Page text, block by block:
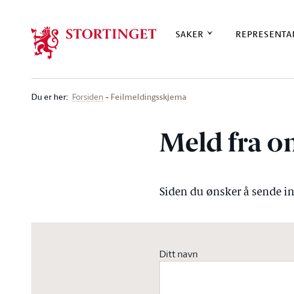
SAKER
Du er her: Forsiden Feilmeldingsskjema
Meld fra
Siden du ønsker å sende
Ditt navn